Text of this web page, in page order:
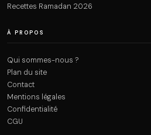
Recettes Ramadan 2026
À PROPOS
Qui sommes-nous ?
Plan du site
Contact
Mentions légales
Confidentialité
CGU